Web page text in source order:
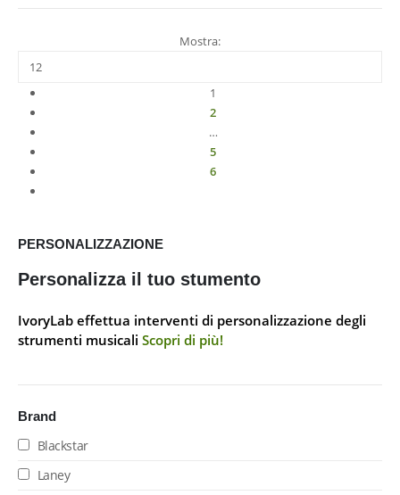
Mostra:
1
2
…
5
6
PERSONALIZZAZIONE
Personalizza il tuo stumento
IvoryLab effettua interventi di personalizzazione degli
strumenti musicali Scopri di più!
Brand
Blackstar
Laney